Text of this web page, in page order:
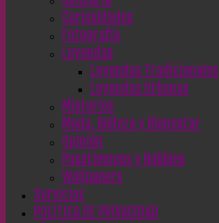
Curiosidades
Fotografía
Leyendas
Leyendas Tradicionales
Leyendas Urbanas
Misterios
Moda, Belleza y Bienestar
Opinión
Pasatiempos y Hobbies
Wallpapers
Servicios
POLÍTICA DE PRIVACIDAD